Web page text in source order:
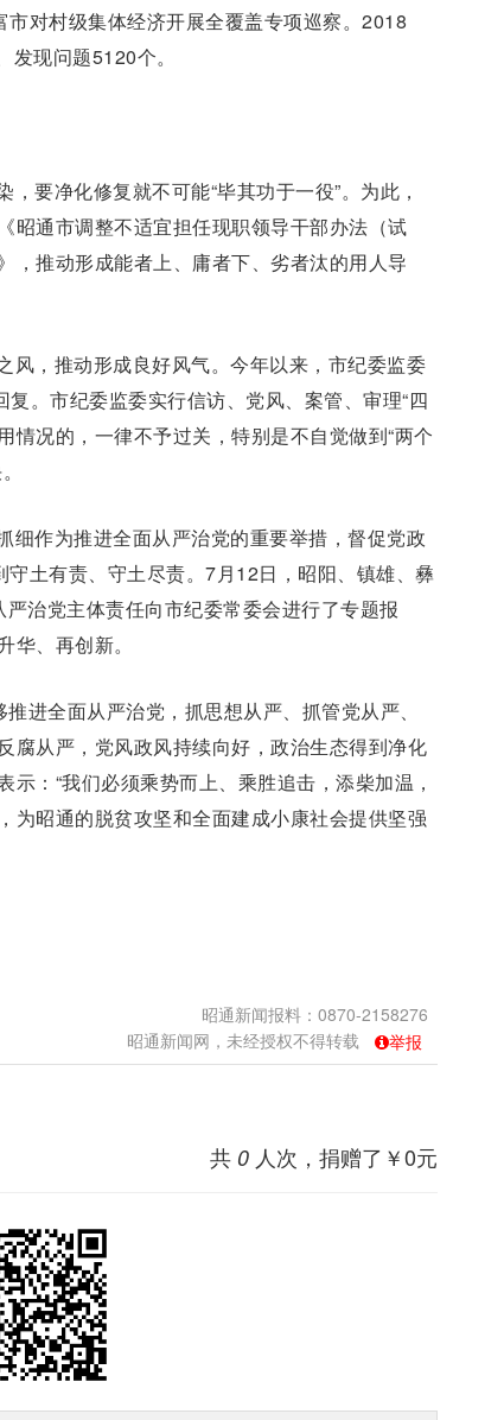
市对村级集体经济开展全覆盖专项巡察。2018
现问题5120个。
要净化修复就不可能“毕其功于一役”。为此，
昭通市调整不适宜担任现职领导干部办法（试
，推动形成能者上、庸者下、劣者汰的用人导
风，推动形成良好风气。今年以来，市纪委监委
。市纪委监委实行信访、党风、案管、审理“四
情况的，一律不予过关，特别是不自觉做到“两个
细作为推进全面从严治党的重要举措，督促党政
守土有责、守土尽责。7月12日，昭阳、镇雄、彝
治党主体责任向市纪委常委会进行了专题报
、再创新。
进全面从严治党，抓思想从严、抓管党从严、
腐从严，党风政风持续向好，政治生态得到净化
：“我们必须乘势而上、乘胜追击，添柴加温，
为昭通的脱贫攻坚和全面建成小康社会提供坚强
昭通新闻报料：0870-2158276
昭通新闻网，未经授权不得转载
举报
共 0人次，捐赠了￥0元